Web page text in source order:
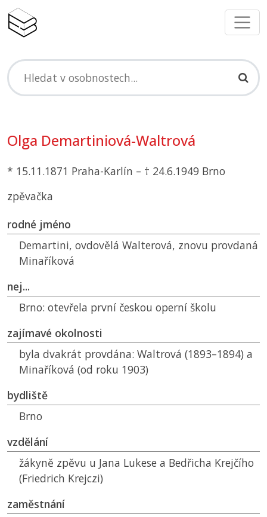
Olga Demartiniová-Waltrová
* 15.11.1871 Praha-Karlín – † 24.6.1949 Brno
zpěvačka
rodné jméno
Demartini, ovdovělá Walterová, znovu provdaná
Minaříková
nej...
Brno: otevřela první českou operní školu
zajímavé okolnosti
byla dvakrát provdána: Waltrová (1893–1894) a
Minaříková (od roku 1903)
bydliště
Brno
vzdělání
žákyně zpěvu u Jana Lukese a Bedřicha Krejčího
(Friedrich Krejczi)
zaměstnání